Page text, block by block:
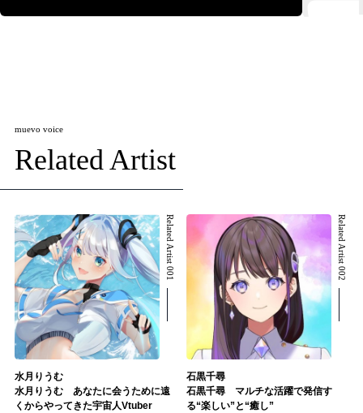
muevo voice
Related Artist
Related Artist 001
水月りうむ
水月りうむ あなたに会うために遠
くからやってきた宇宙人Vtuber
Related Artist 002
石黒千尋
石黒千尋 マルチな活躍で発信す
る“楽しい”と“癒し”